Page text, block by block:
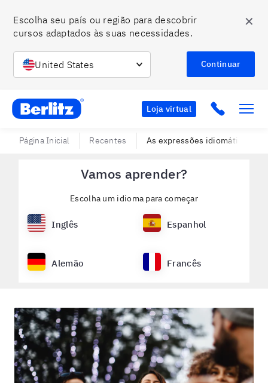
Escolha seu país ou região para descobrir
cursos adaptados às suas necessidades.
United States Continuar
✕
Berlitz BR Loja virtual Click to
Página Inicial Recentes As expressões idiomáticas
Vamos aprender?
Escolha um idioma para começar
Inglês Espanhol
Alemão Francês